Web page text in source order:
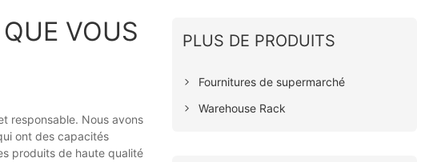
VOUS
responsable. Nous avons
ont des capacités
produits de haute qualité
PLUS DE PRODUITS
Fournitures de supermarché
Warehouse Rack